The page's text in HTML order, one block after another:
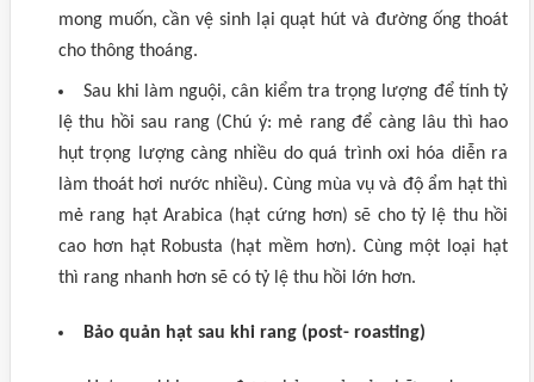
mong muốn, cần vệ sinh lại quạt hút và đường ống thoát
cho thông thoáng.
Sau khi làm nguội, cân kiểm tra trọng lượng để tính tỷ
lệ thu hồi sau rang (Chú ý: mẻ rang để càng lâu thì hao
hụt trọng lượng càng nhiều do quá trình oxi hóa diễn ra
làm thoát hơi nước nhiều). Cùng mùa vụ và độ ẩm hạt thì
mẻ rang hạt Arabica (hạt cứng hơn) sẽ cho tỷ lệ thu hồi
cao hơn hạt Robusta (hạt mềm hơn). Cùng một loại hạt
thì rang nhanh hơn sẽ có tỷ lệ thu hồi lớn hơn.
Bảo quản hạt sau khi rang (post- roasting)